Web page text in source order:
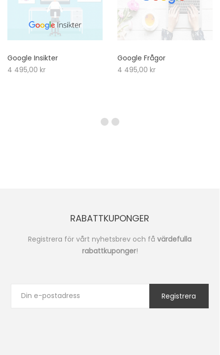
Google Insikter
4 495,00 kr
Google Frågor
4 495,00 kr
RABATTKUPONGER
Registrera för vårt nyhetsbrev och få värdefulla
rabattkuponger!